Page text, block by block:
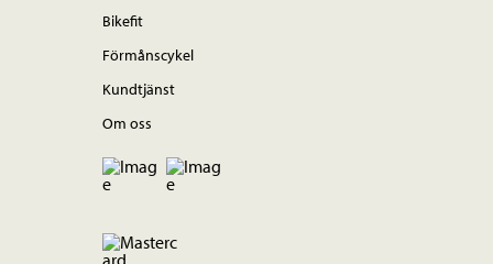
Bikefit
Förmånscykel
Kundtjänst
Om oss